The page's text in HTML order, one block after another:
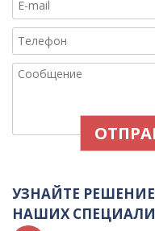
УЗНАЙТЕ
НАШИХ